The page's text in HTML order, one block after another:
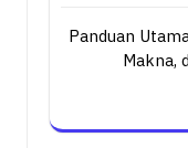
Panduan
Makna,